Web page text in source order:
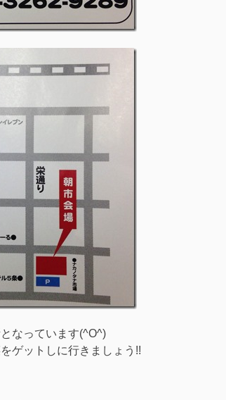
なっています(^O^)
ゲットしに行きましょう!!